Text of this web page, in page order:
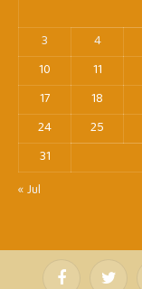
3
4
10
11
17
18
24
25
31
« Jul